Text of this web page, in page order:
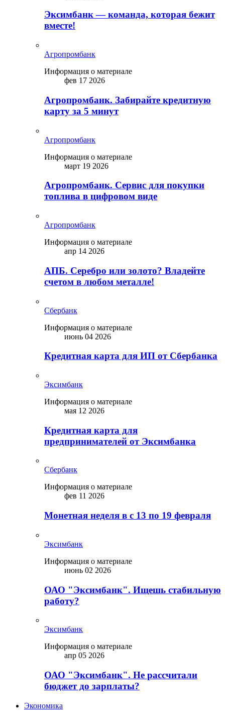
Эксимбанк — команда, которая бежит
вместе!
Агропромбанк
Информация о материале
фев 17 2026
Агропромбанк. Забирайте кредитную
карту за 5 минут
Агропромбанк
Информация о материале
март 19 2026
Агропромбанк. Сервис для покупки
топлива в цифровом виде
Агропромбанк
Информация о материале
апр 14 2026
АПБ. Серебро или золото? Владейте
счетом в любом металле!
Сбербанк
Информация о материале
июнь 04 2026
Кредитная карта для ИП от Сбербанка
Эксимбанк
Информация о материале
мая 12 2026
Кредитная карта для
предпринимателей от Эксимбанка
Сбербанк
Информация о материале
фев 11 2026
Монетная неделя в с 13 по 19 февраля
Эксимбанк
Информация о материале
июнь 02 2026
ОАО "Эксимбанк". Ищешь стабильную
работу?
Эксимбанк
Информация о материале
апр 05 2026
ОАО "Эксимбанк". Не рассчитали
бюджет до зарплаты?
Экономика